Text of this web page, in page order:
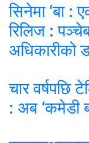
सिनेमा ‘बा :
रिलिज :
अधिकारीको
चार वर्षपछि
: अब ‘कमेडी